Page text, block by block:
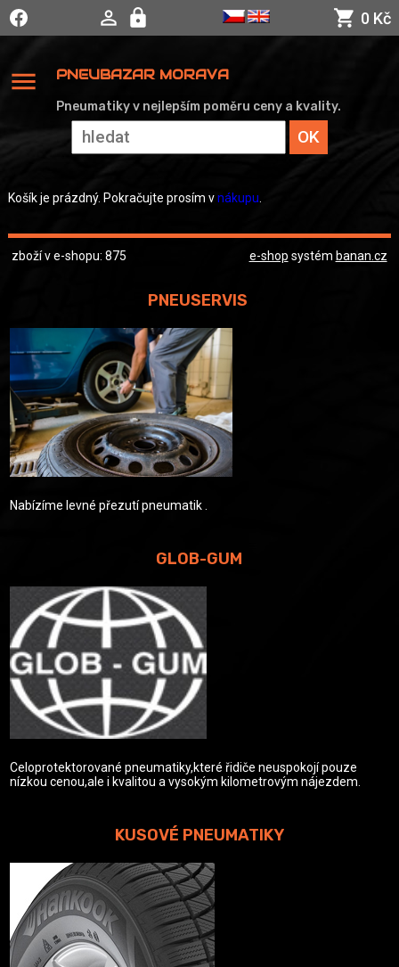
0 Kč
menu PNEUBAZAR MORAVA
Pneumatiky v nejlepším poměru ceny a kvality.
Košík je prázdný. Pokračujte prosím vnákupu
zboží v e-shopu: 875 e-shop systém banan.cz
PNEUSERVIS
Nabízíme levné přezutí pneumatik .
GLOB-GUM
Celoprotektorované pneumatiky,které řidiče neuspokojí pouze
nízkou cenou,ale i kvalitou a vysokým kilometrovým nájezdem.
KUSOVÉ PNEUMATIKY